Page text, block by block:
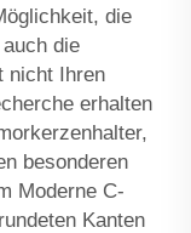
die
die
nicht Ihren
erhalten
besonderen
Moderne C-
Kanten